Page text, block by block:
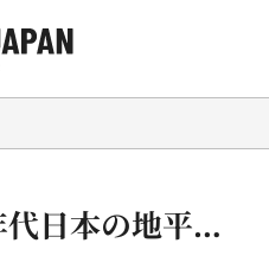
絵画の庭－ゼロ年代日本の地平から